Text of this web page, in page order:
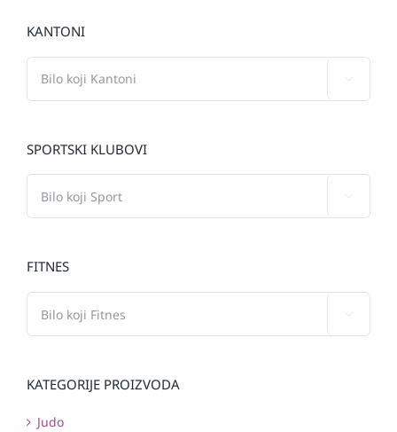
KANTONI
SPORTSKI KLUBOVI
FITNES
KATEGORIJE PROIZVODA
Judo